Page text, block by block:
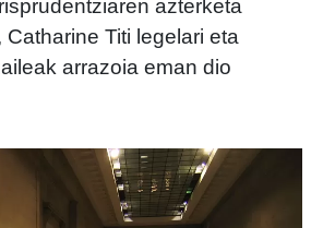
azterketa
Titi legelari eta
arrazoia eman dio